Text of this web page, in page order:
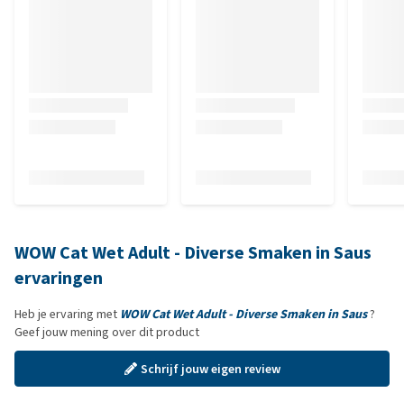
WOW Cat Wet Adult - Diverse Smaken in Saus
ervaringen
Heb je ervaring met WOW Cat Wet Adult - Diverse Smaken in Saus?
Geef jouw mening over dit product
Schrijf jouw eigen review